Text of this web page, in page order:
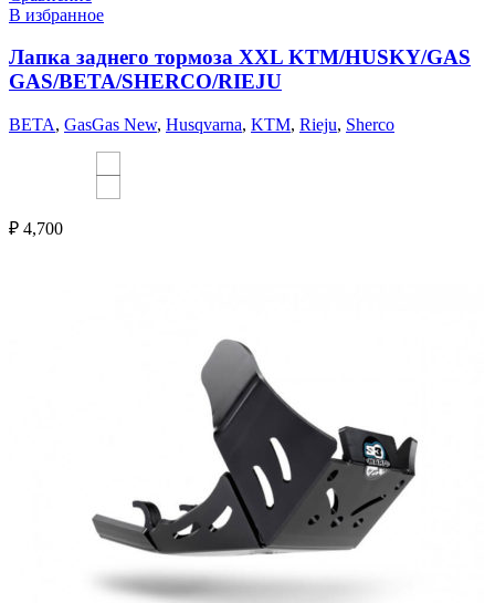
В избранное
Лапка заднего тормоза XXL KTM/HUSKY/GAS
GAS/BETA/SHERCO/RIEJU
BETA, GasGas New, Husqvarna, KTM, Rieju, Sherco
₽ 4,700